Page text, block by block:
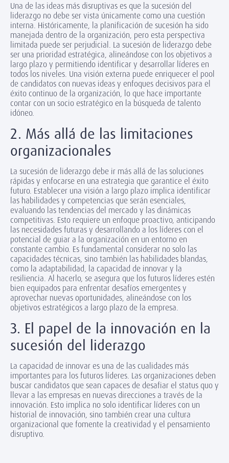
Una de las ideas más disruptivas es que la sucesión del
liderazgo no debe ser vista únicamente como una cuestión
interna. Históricamente, la planificación de sucesión ha sido
manejada dentro de la organización, pero esta perspectiva
limitada puede ser perjudicial. La sucesión de liderazgo debe
ser una prioridad estratégica, alineándose con los objetivos a
largo plazo y permitiendo identificar y desarrollar líderes en
todos los niveles. Una visión externa puede enriquecer el pool
de candidatos con nuevas ideas y enfoques decisivos para el
éxito continuo de la organización, lo que hace importante
contar con un socio estratégico en la búsqueda de talento
idóneo.
2. Más allá de las limitaciones
organizacionales
La sucesión de liderazgo debe ir más allá de las soluciones
rápidas y enfocarse en una estrategia que garantice el éxito
futuro. Establecer una visión a largo plazo implica identificar
las habilidades y competencias que serán esenciales,
evaluando las tendencias del mercado y las dinámicas
competitivas. Esto requiere un enfoque proactivo, anticipando
las necesidades futuras y desarrollando a los líderes con el
potencial de guiar a la organización en un entorno en
constante cambio. Es fundamental considerar no solo las
capacidades técnicas, sino también las habilidades blandas,
como la adaptabilidad, la capacidad de innovar y la
resiliencia. Al hacerlo, se asegura que los futuros líderes estén
bien equipados para enfrentar desafíos emergentes y
aprovechar nuevas oportunidades, alineándose con los
objetivos estratégicos a largo plazo de la empresa.
3. El papel de la innovación en la
sucesión del liderazgo
La capacidad de innovar es una de las cualidades más
importantes para los futuros líderes. Las organizaciones deben
buscar candidatos que sean capaces de desafiar el status quo y
llevar a las empresas en nuevas direcciones a través de la
innovación. Esto implica no solo identificar líderes con un
historial de innovación, sino también crear una cultura
organizacional que fomente la creatividad y el pensamiento
disruptivo.